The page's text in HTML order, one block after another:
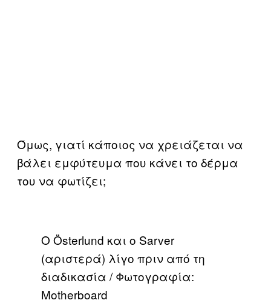
Όμως, γιατί κάποιος να χρειάζεται να
βάλει εμφύτευμα που κάνει το δέρμα
του να φωτίζει;
Ο Österlund και ο Sarver
(αριστερά) λίγο πριν από τη
διαδικασία / Φωτογραφία:
Motherboard